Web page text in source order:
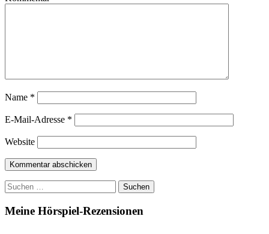
Name *
E-Mail-Adresse *
Website
Suchen
nach:
Meine Hörspiel-Rezensionen